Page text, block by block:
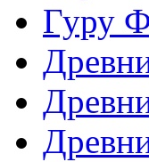
Гуру